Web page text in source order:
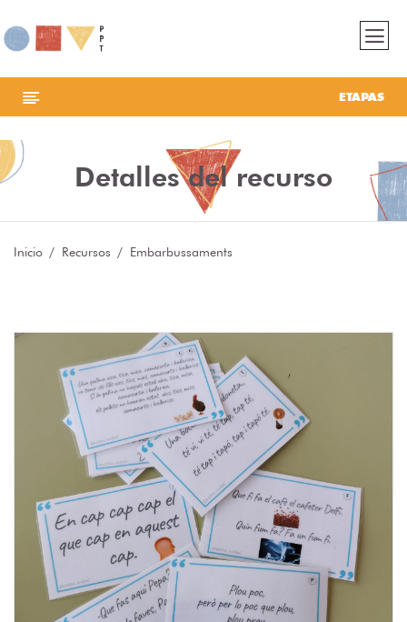
ETAPAS
Detalles del recurso
Inicio Recursos Embarbussaments